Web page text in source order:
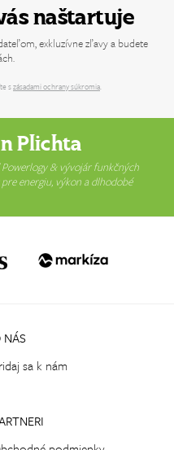
naštartuje
exkluzívne zľavy a budete
szásadami ochrany súkromia
Plichta
& vývojár funkčných
energiu, výkon a dlhodobé
NÁS
sa k nám